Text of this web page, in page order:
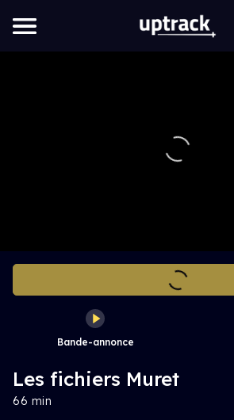
Bande-annonce
Les fichiers Muret
66 min